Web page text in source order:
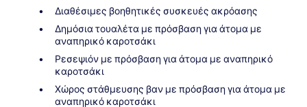
Διαθέσιμες βοηθητικές συσκευές ακρόασης
Δημόσια τουαλέτα με πρόσβαση για άτομα με
αναπηρικό καροτσάκι
Ρεσεψιόν με πρόσβαση για άτομα με αναπηρικό
καροτσάκι
Χώρος στάθμευσης βαν με πρόσβαση για άτομα με
αναπηρικό καροτσάκι